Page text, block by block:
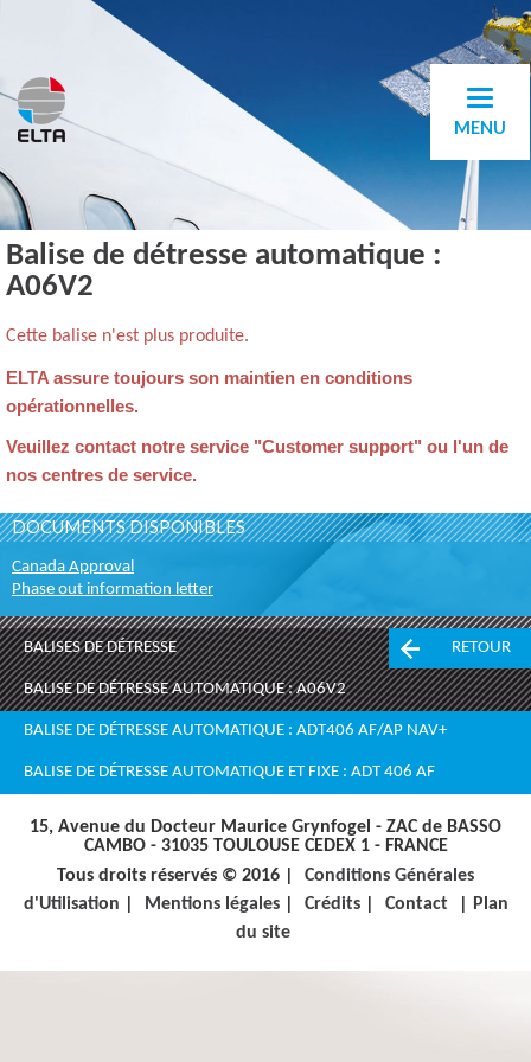
MENU
Balise de détresse automatique :
A06V2
Cette balise n'est plus produite.
ELTA assure toujours son maintien en conditions
opérationnelles.
Veuillez contact notre service "Customer support" ou l'un de
nos centres de service.
DOCUMENTS DISPONIBLES
Canada Approval
Phase out information letter
BALISES DE DÉTRESSE RETOUR
BALISE DE DÉTRESSE AUTOMATIQUE : A06V2
BALISE DE DÉTRESSE AUTOMATIQUE : ADT406 AF/AP NAV+
BALISE DE DÉTRESSE AUTOMATIQUE ET FIXE : ADT 406 AF
15, Avenue du Docteur Maurice Grynfogel - ZAC de BASSO
CAMBO - 31035 TOULOUSE CEDEX 1 - FRANCE
Tous droits réservés © 2016 |
Conditions Générales
d'Utilisation
Mentions légales| Crédits| Contact
Plan
du site